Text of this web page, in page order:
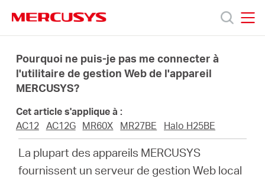
navigation
Produits
Support
propos
Pourquoi ne puis-je pas me connecter à
l'utilitaire de gestion Web de l'appareil
MERCUSYS?
Cet article s'applique à :
AC12
AC12G MR60X MR27BE Halo H25BE
La plupart des appareils MERCUSYS
fournissent un serveur de gestion Web local